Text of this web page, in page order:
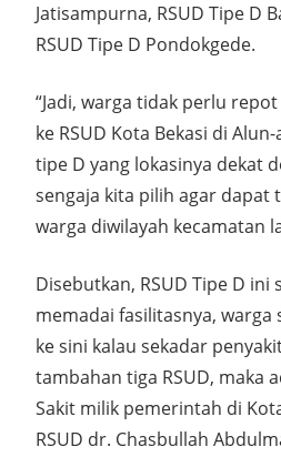
Jatisampurna, RSUD Tipe D
RSUD Tipe D Pondokgede.
“Jadi, warga tidak perlu
ke RSUD Kota Bekasi di
tipe D yang lokasinya dekat
sengaja kita pilih agar dapat
warga diwilayah kecamatan
Disebutkan, RSUD Tipe D ini
memadai fasilitasnya,
ke sini kalau sekadar
tambahan tiga RSUD, maka
Sakit milik pemerintah di
RSUD dr. Chasbullah